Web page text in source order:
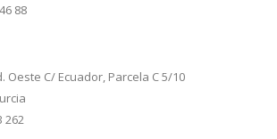
88
Oeste C/ Ecuador, Parcela C 5/10
262